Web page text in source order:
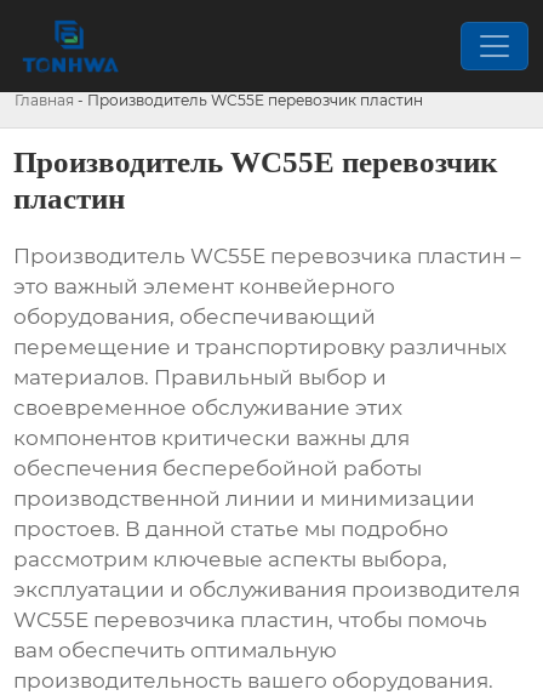
Главная - Производитель WC55E перевозчик пластин
Производитель WC55E перевозчик
пластин
Производитель WC55E перевозчика пластин –
это важный элемент конвейерного
оборудования, обеспечивающий
перемещение и транспортировку различных
материалов. Правильный выбор и
своевременное обслуживание этих
компонентов критически важны для
обеспечения бесперебойной работы
производственной линии и минимизации
простоев. В данной статье мы подробно
рассмотрим ключевые аспекты выбора,
эксплуатации и обслуживания производителя
WC55E перевозчика пластин, чтобы помочь
вам обеспечить оптимальную
производительность вашего оборудования.